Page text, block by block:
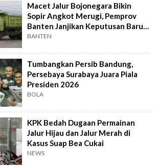
Macet Jalur Bojonegara Bikin
Sopir Angkot Merugi, Pemprov
Banten Janjikan Keputusan Baru 4
Hari Lagi
BANTEN
Tumbangkan Persib Bandung,
Persebaya Surabaya Juara Piala
Presiden 2026
BOLA
KPK Bedah Dugaan Permainan
Jalur Hijau dan Jalur Merah di
Kasus Suap Bea Cukai
NEWS